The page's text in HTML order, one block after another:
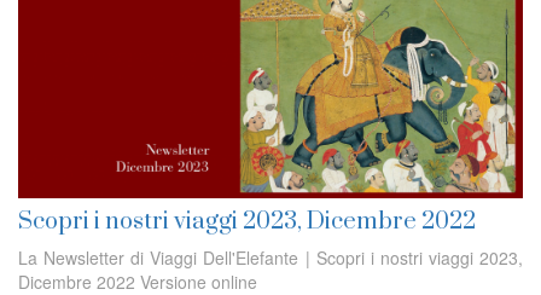
Scopri i nostri viaggi 2023, Dicembre 2022
La Newsletter di Viaggi Dell'Elefante | Scopri i nostri viaggi 2023,
Dicembre 2022 Versione online